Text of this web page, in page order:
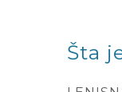
Šta